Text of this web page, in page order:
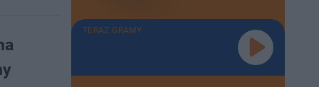
TERAZ GRAMY